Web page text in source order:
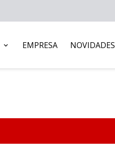
EMPRESA NOVIDADES